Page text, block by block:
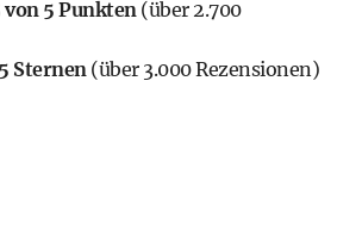
von 5 Punkten(über 2.700
Sternen(über 3.000 Rezensionen)